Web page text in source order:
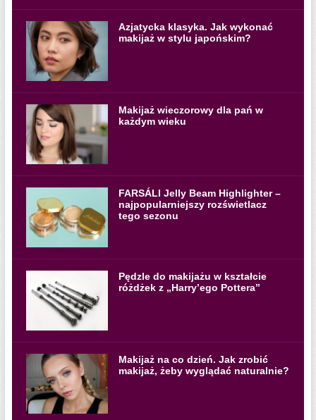
Azjatycka klasyka. Jak wykonać
makijaż w stylu japońskim?
Makijaż wieczorowy dla pań w
każdym wieku
FARSÁLI Jelly Beam Highlighter –
najpopularniejszy rozświetlacz
tego sezonu
Pędzle do makijażu w kształcie
różdżek z „Harry’ego Pottera”
Makijaż na co dzień. Jak zrobić
makijaż, żeby wyglądać naturalnie?